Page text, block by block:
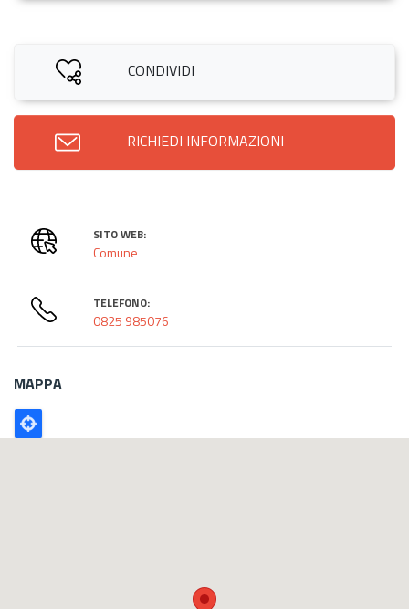
CONDIVIDI
RICHIEDI INFORMAZIONI
SITO WEB:
Comune
TELEFONO:
0825 985076
MAPPA
Poligono
GEO